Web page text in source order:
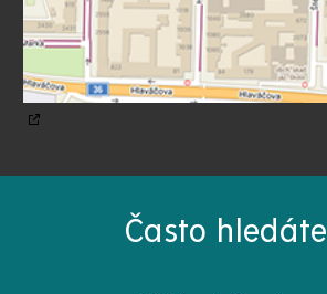
Často hledáte